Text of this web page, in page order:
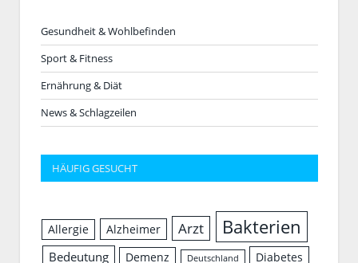
Gesundheit & Wohlbefinden
Sport & Fitness
Ernährung & Diät
News & Schlagzeilen
HÄUFIG GESUCHT
Allergie Alzheimer Arzt Bakterien
Bedeutung Demenz Deutschland Diabetes